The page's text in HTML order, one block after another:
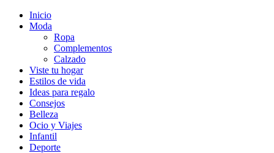
Inicio
Moda
Ropa
Complementos
Calzado
Viste tu hogar
Estilos de vida
Ideas para regalo
Consejos
Belleza
Ocio y Viajes
Infantil
Deporte